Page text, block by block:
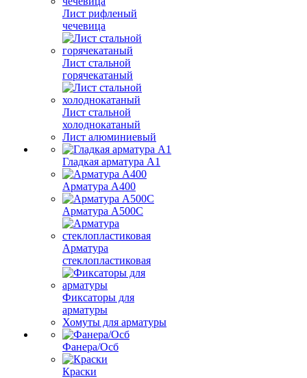
Лист рифленый
чечевица
Лист стальной
горячекатаный
Лист стальной
холоднокатаный
Лист алюминиевый
Гладкая арматура А1
Арматура А400
Арматура A500C
Арматура
стеклопластиковая
Фиксаторы для
арматуры
Хомуты для арматуры
Фанера/Осб
Краски